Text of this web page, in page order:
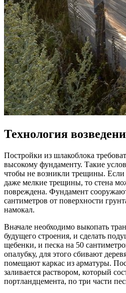
Технология
Постройки из шлакоблока
высокому фундаменту. Такие
чтобы не возникли трещины. Если
даже мелкие трещины, то стена
повреждена. Фундамент
сантиметров от поверхности
намокал.
Вначале необходимо выкопать
будущего строения, и сделать
щебенки, и песка на 50
опалубку, для этого сбивают
помещают каркас из арматуры.
заливается раствором, который
портландцемента, по три части